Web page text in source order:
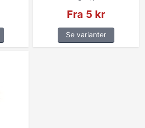
Fra 5 kr
Se varianter